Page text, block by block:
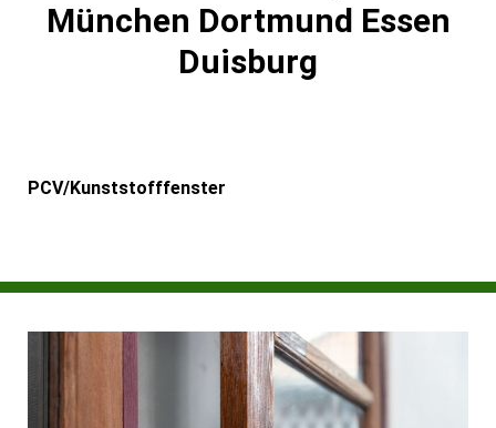
München Dortmund Essen
Duisburg
PCV/Kunststofffenster